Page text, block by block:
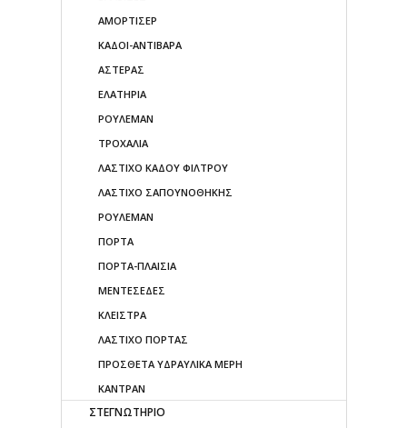
ΑΜΟΡΤΙΣΕΡ
ΚΑΔΟΙ-ΑΝΤΙΒΑΡΑ
ΑΣΤΕΡΑΣ
ΕΛΑΤΗΡΙΑ
ΡΟΥΛΕΜΑΝ
ΤΡΟΧΑΛΙΑ
ΛΑΣΤΙΧΟ ΚΑΔΟΥ ΦΙΛΤΡΟΥ
ΛΑΣΤΙΧΟ ΣΑΠΟΥΝΟΘΗΚΗΣ
ΡΟΥΛΕΜΑΝ
ΠΟΡΤΑ
ΠΟΡΤΑ-ΠΛΑΙΣΙΑ
ΜΕΝΤΕΣΕΔΕΣ
ΚΛΕΙΣΤΡΑ
ΛΑΣΤΙΧΟ ΠΟΡΤΑΣ
ΠΡΟΣΘΕΤΑ ΥΔΡΑΥΛΙΚΑ ΜΕΡΗ
ΚΑΝΤΡΑΝ
ΣΤΕΓΝΩΤΗΡΙΟ